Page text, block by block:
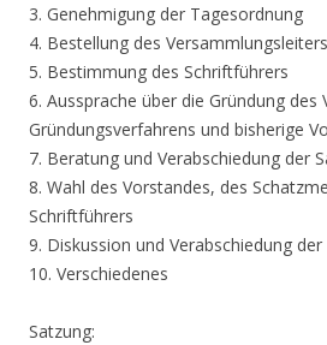
3. Genehmigung der Tagesordnung
4. Bestellung des Versammlungsleiters
5. Bestimmung des Schriftführers
6. Aussprache über die Gründung des
Gründungsverfahrens und bisherige
7. Beratung und Verabschiedung der
8. Wahl des Vorstandes, des
Schriftführers
9. Diskussion und Verabschiedung
10. Verschiedenes
Satzung: